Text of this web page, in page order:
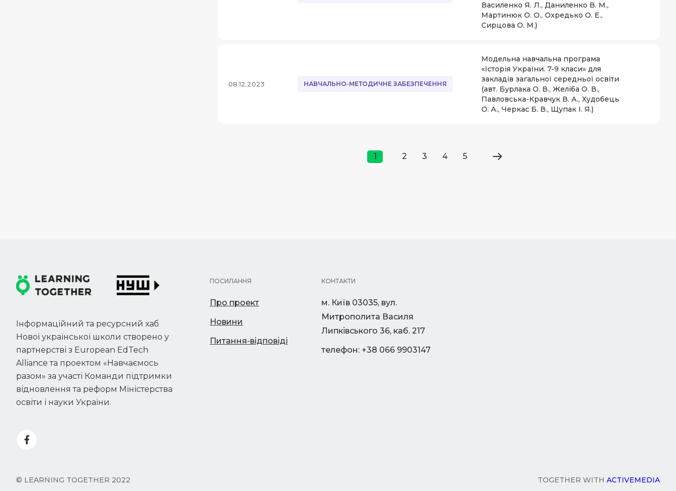
Василенко Я. Л., Даниленко В. М.,
Мартинюк О. О., Охредько О. Е.,
Сирцова О. М.)
08.12.2023 НАВЧАЛЬНО-МЕТОДИЧНЕ ЗАБЕЗПЕЧЕННЯ
Модельна навчальна програма
«Історія України. 7-9 класи» для
закладів загальної середньої освіти
(авт. Бурлака О. В., Желіба О. В.,
Павловська-Кравчук В. А., Худобець
О. А., Черкас Б. В., Щупак І. Я.)
1 2 3 4 5
Інформаційний та ресурсний хаб
Нової української школи створено у
партнерстві з European EdTech
Alliance та проектом «Навчаємось
разом» за участі Команди підтримки
відновлення та реформ Міністерства
освіти і науки України.
ПОСИЛАННЯ
Про проект
Новини
Питання-відповіді
КОНТАКТИ
м. Київ 03035, вул.
Митрополита Василя
Липківського 36, каб. 217
телефон: +38 066 9903147
© LEARNING TOGETHER 2022 TOGETHER WITH ACTIVEMEDIA